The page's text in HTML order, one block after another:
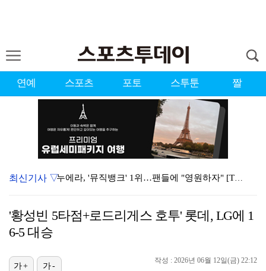
연예 스포츠 포토 스투툰 짤
누에라, '뮤직뱅크' 1위…팬들에 "영원하자" [TV캡…
대한축구협회의 '심판 성접대'…최악의 경우 런던 올림픽…
폭발까지 5분…안보현·정은채, 목숨 건 사투 시작(재벌…
최신기사 ▽
'황성빈 5타점+로드리게스 호투' 롯데, LG에 1
6-5 대승
작성 : 2026년 06월 12일(금) 22:12
가+ 가-